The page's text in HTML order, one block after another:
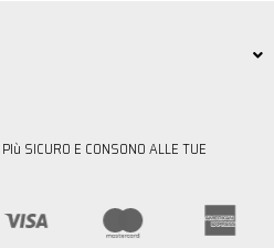
SICURO E CONSONO ALLE TUE